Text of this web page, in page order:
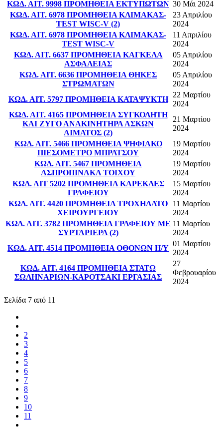
ΚΩΔ. ΑΙΤ. 9998 ΠΡΟΜΗΘΕΙΑ ΕΚΤΥΠΩΤΩΝ 30 Μάι 2024
ΚΩΔ. ΑΙΤ. 6978 ΠΡΟΜΗΘΕΙΑ ΚΛΙΜΑΚΑΣ-
TEST WISC-V (2)
23 Απριλίου
2024
ΚΩΔ. ΑΙΤ. 6978 ΠΡΟΜΗΘΕΙΑ ΚΛΙΜΑΚΑΣ-
TEST WISC-V
11 Απριλίου
2024
ΚΩΔ. ΑΙΤ. 6637 ΠΡΟΜΗΘΕΙΑ ΚΑΓΚΕΛΑ
ΑΣΦΑΛΕΙΑΣ
05 Απριλίου
2024
ΚΩΔ. ΑΙΤ. 6636 ΠΡΟΜΗΘΕΙΑ ΘΗΚΕΣ
ΣΤΡΩΜΑΤΩΝ
05 Απριλίου
2024
ΚΩΔ. ΑΙΤ. 5797 ΠΡΟΜΗΘΕΙΑ ΚΑΤΑΨΥΚΤΗ
22 Μαρτίου
2024
ΚΩΔ. ΑΙΤ. 4165 ΠΡΟΜΗΘΕΙΑ ΣΥΓΚΟΛΗΤΗ
ΚΑΙ ΖΥΓΟ ΑΝΑΚΙΝΗΤΗΡΑ ΑΣΚΩΝ
ΑΙΜΑΤΟΣ (2)
21 Μαρτίου
2024
ΚΩΔ. ΑΙΤ. 5466 ΠΡΟΜΗΘΕΙΑ ΨΗΦΙΑΚΟ
ΠΙΕΣΟΜΕΤΡΟ ΜΠΡΑΤΣΟΥ
19 Μαρτίου
2024
ΚΩΔ. ΑΙΤ. 5467 ΠΡΟΜΗΘΕΙΑ
ΑΣΠΡΟΠΙΝΑΚΑ ΤΟΙΧΟΥ
19 Μαρτίου
2024
ΚΩΔ. ΑΙΤ 5202 ΠΡΟΜΗΘΕΙΑ ΚΑΡΕΚΛΕΣ
ΓΡΑΦΕΙΟΥ
15 Μαρτίου
2024
ΚΩΔ. ΑΙΤ. 4420 ΠΡΟΜΗΘΕΙΑ ΤΡΟΧΗΛΑΤΟ
ΧΕΙΡΟΥΡΓΕΙΟΥ
11 Μαρτίου
2024
ΚΩΔ. ΑΙΤ. 3782 ΠΡΟΜΗΘΕΙΑ ΓΡΑΦΕΙΟΥ ΜΕ
ΣΥΡΤΑΡΙΕΡΑ (2)
11 Μαρτίου
2024
ΚΩΔ. ΑΙΤ. 4514 ΠΡΟΜΗΘΕΙΑ ΟΘΟΝΩΝ Η/Υ
01 Μαρτίου
2024
ΚΩΔ. ΑΙΤ. 4164 ΠΡΟΜΗΘΕΙΑ ΣΤΑΤΩ
ΣΩΛΗΝΑΡΙΩΝ-ΚΑΡΟΤΣΑΚΙ ΕΡΓΑΣΙΑΣ
27
Φεβρουαρίου
2024
Σελίδα 7 από 11
2
3
4
5
6
7
8
9
10
11